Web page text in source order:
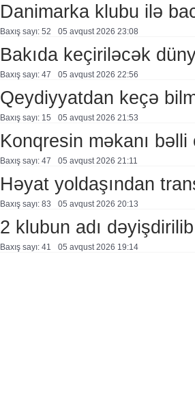
Danimarka klubu ilə
Baxış sayı: 52 05 avqust 2026 23:08
Bakıda keçiriləcək
Baxış sayı: 47 05 avqust 2026 22:56
Qeydiyyatdan keçə
Baxış sayı: 15 05 avqust 2026 21:53
Konqresin məkanı bəlli
Baxış sayı: 47 05 avqust 2026 21:11
Həyat yoldaşından
Baxış sayı: 83 05 avqust 2026 20:13
2 klubun adı dəyişdirilib
Baxış sayı: 41 05 avqust 2026 19:14